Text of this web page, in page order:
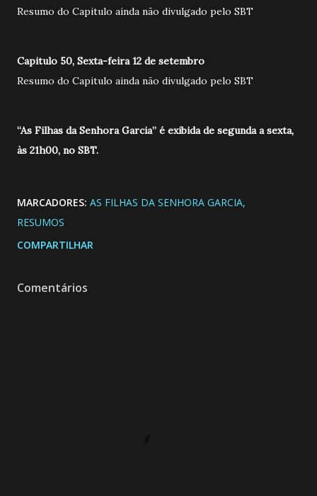
Resumo do Capitulo ainda não divulgado pelo SBT
Capitulo 50, Sexta-feira 12 de setembro
Resumo do Capitulo ainda não divulgado pelo SBT
“As Filhas da Senhora Garcia” é exibida de segunda a sexta,
às 21h00, no SBT.
MARCADORES: AS FILHAS DA SENHORA GARCIA
RESUMOS
COMPARTILHAR
Comentários